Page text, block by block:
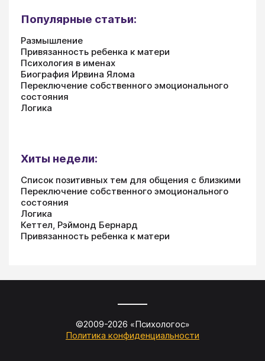
Популярные статьи:
Размышление
Привязанность ребенка к матери
Психология в именах
Биография Ирвина Ялома
Переключение собственного эмоционального
состояния
Логика
Хиты недели:
Список позитивных тем для общения с близкими
Переключение собственного эмоционального
состояния
Логика
Кеттел, Рэймонд Бернард
Привязанность ребенка к матери
©2009-2026 «Психологос»
Политика конфиденциальности